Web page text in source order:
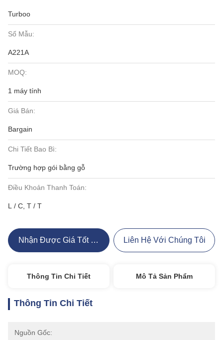
Turboo
Số Mẫu:
A221A
MOQ:
1 máy tính
Giá Bán:
Bargain
Chi Tiết Bao Bì:
Trường hợp gói bằng gỗ
Điều Khoản Thanh Toán:
L / C, T / T
Nhận Được Giá Tốt Nhất Liên Hệ Với Chúng Tôi
Thông Tin Chi Tiết Mô Tả Sản Phẩm
Thông Tin Chi Tiết
Nguồn Gốc: